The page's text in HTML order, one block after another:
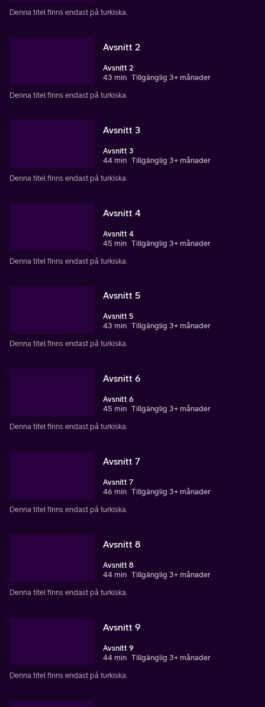
Denna titel finns endast på turkiska.
Avsnitt 2
Avsnitt 2
43 min Tillgänglig 3+ månader
Denna titel finns endast på turkiska.
Avsnitt 3
Avsnitt 3
44 min Tillgänglig 3+ månader
Denna titel finns endast på turkiska.
Avsnitt 4
Avsnitt 4
45 min Tillgänglig 3+ månader
Denna titel finns endast på turkiska.
Avsnitt 5
Avsnitt 5
43 min Tillgänglig 3+ månader
Denna titel finns endast på turkiska.
Avsnitt 6
Avsnitt 6
45 min Tillgänglig 3+ månader
Denna titel finns endast på turkiska.
Avsnitt 7
Avsnitt 7
46 min Tillgänglig 3+ månader
Denna titel finns endast på turkiska.
Avsnitt 8
Avsnitt 8
44 min Tillgänglig 3+ månader
Denna titel finns endast på turkiska.
Avsnitt 9
Avsnitt 9
44 min Tillgänglig 3+ månader
Denna titel finns endast på turkiska.